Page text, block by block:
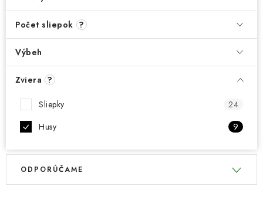
Počet sliepok ?
Výbeh
Zviera ?
Sliepky
24
Husy
9
V
R
ODPORÚČAME